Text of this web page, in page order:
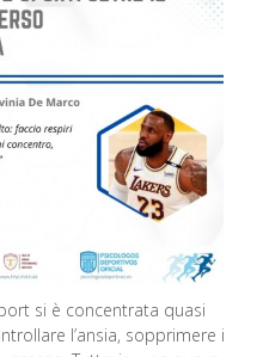
si è concentrata quasi
l’ansia, sopprimere i